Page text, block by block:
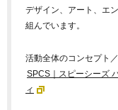
デザイン、アート、エ
組んでいます。
活動全体のコンセプト
SPCS｜スピーシーズ
ィ